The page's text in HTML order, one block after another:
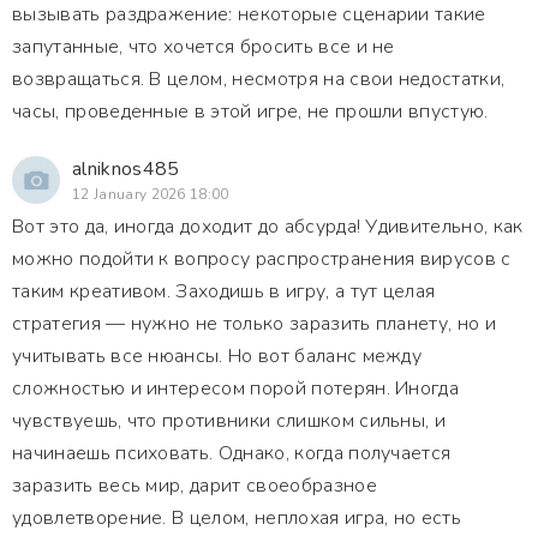
вызывать раздражение: некоторые сценарии такие
запутанные, что хочется бросить все и не
возвращаться. В целом, несмотря на свои недостатки,
часы, проведенные в этой игре, не прошли впустую.
alniknos485
12 January 2026 18:00
Вот это да, иногда доходит до абсурда! Удивительно, как
можно подойти к вопросу распространения вирусов с
таким креативом. Заходишь в игру, а тут целая
стратегия — нужно не только заразить планету, но и
учитывать все нюансы. Но вот баланс между
сложностью и интересом порой потерян. Иногда
чувствуешь, что противники слишком сильны, и
начинаешь психовать. Однако, когда получается
заразить весь мир, дарит своеобразное
удовлетворение. В целом, неплохая игра, но есть